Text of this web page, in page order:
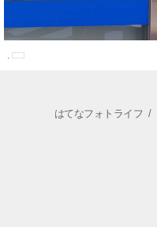
はてなフォトライフ /